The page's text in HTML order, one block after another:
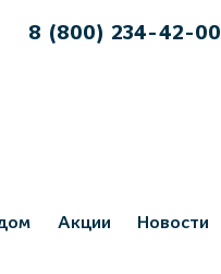
8 (800) 234-42-00
Акции Новости